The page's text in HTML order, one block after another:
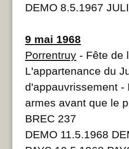
DEMO 8.5.1967
9 mai 1968
Porrentruy - Fête de
L'appartenance du
d'appauvrissement -
armes avant que le
BREC 237
DEMO 11.5.1968